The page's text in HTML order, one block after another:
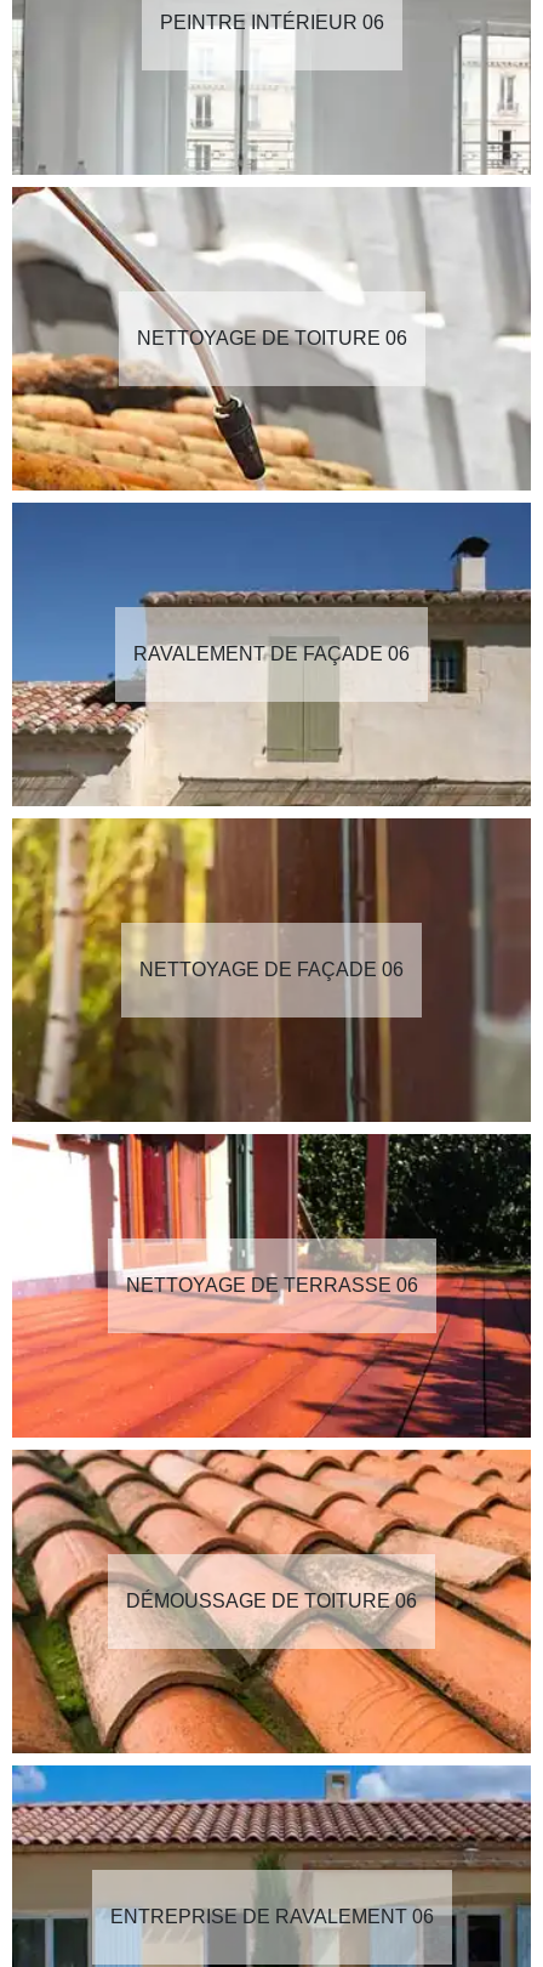
PEINTRE INTÉRIEUR 06
NETTOYAGE DE TOITURE 06
RAVALEMENT DE FAÇADE 06
NETTOYAGE DE FAÇADE 06
NETTOYAGE DE TERRASSE 06
DÉMOUSSAGE DE TOITURE 06
ENTREPRISE DE RAVALEMENT 06